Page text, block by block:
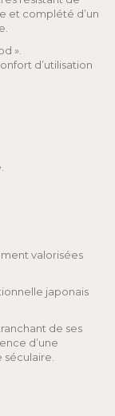
et complété d’un
».
d’utilisation
valorisées
japonais
de ses
d’une